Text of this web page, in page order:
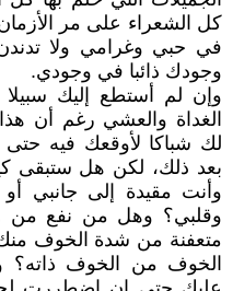
كل الشعراء على مر
في حبي وغرامي ولا
وجودك ذائبا في وجودي.
وإن لم أستطع إليك
الغداة والعشي رغم أن
لك شباكا لأوقعك فيه
بعد ذلك، لكن هل ستبقى
وأنت مقيدة إلى جانبي
وقلبي؟ وهل من نفع من
متعفنة من شدة الخوف
الخوف من الخوف